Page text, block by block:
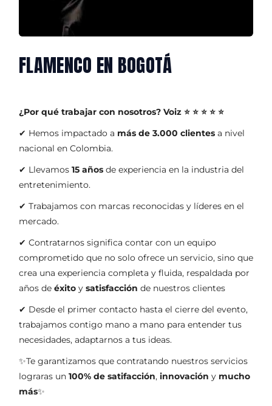
FLAMENCO EN BOGOTÁ
¿Por qué trabajar con nosotros? Voiz ⭐ ⭐ ⭐ ⭐ ⭐
✔ Hemos impactado a más de 3.000 clientes a nivel
nacional en Colombia.
✔ Llevamos 15 años de experiencia en la industria del
entretenimiento.
✔ Trabajamos con marcas reconocidas y líderes en el
mercado.
✔ Contratarnos significa contar con un equipo
comprometido que no solo ofrece un servicio, sino que
crea una experiencia completa y fluida, respaldada por
años de éxito y satisfacción de nuestros clientes
✔ Desde el primer contacto hasta el cierre del evento,
trabajamos contigo mano a mano para entender tus
necesidades, adaptarnos a tus ideas.
✨Te garantizamos que contratando nuestros servicios
lograras un 100% de satifacción, innovación y mucho
más✨